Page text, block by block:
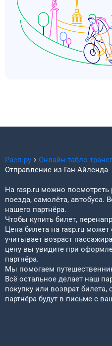
Расп.ру Онлайн-табло
Отправление из Ган-Айленда
На rasp.ru можно посмотреть
поезда, самолёта,
нашего партнёра.
Чтобы купить билет,
Цена билета на rasp.ru может
учитывает возраст
цену вы увидите при
партнёра.
Мы помогаем
Всё остальное делает наш
покупку или возврат
партнёра будут в письме с